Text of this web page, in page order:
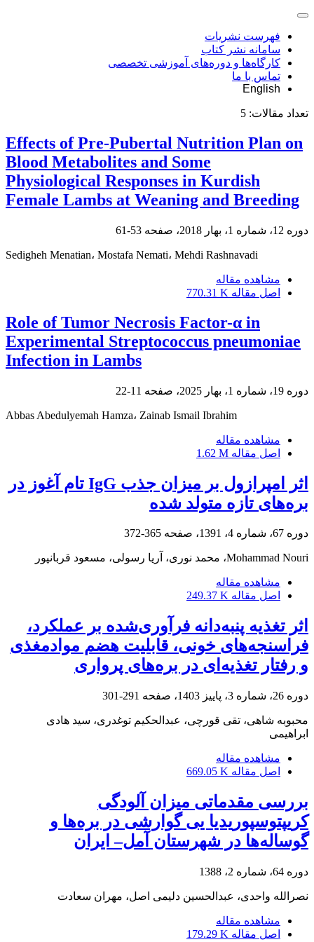
فهرست نشریات
سامانه نشر کتاب
کارگاه‌ها و دوره‌های آموزشی تخصصی
تماس با ما
English
تعداد مقالات: 5
Effects of Pre-Pubertal Nutrition Plan on
Blood Metabolites and Some
Physiological Responses in Kurdish
Female Lambs at Weaning and Breeding
دوره 12، شماره 1، بهار 2018، صفحه 53-61
Sedigheh Menatian، Mostafa Nemati، Mehdi Rashnavadi
مشاهده مقاله
اصل مقاله 770.31 K
Role of Tumor Necrosis Factor-α in
Experimental Streptococcus pneumoniae
Infection in Lambs
دوره 19، شماره 1، بهار 2025، صفحه 11-22
Abbas Abedulyemah Hamza، Zainab Ismail Ibrahim
مشاهده مقاله
اصل مقاله 1.62 M
اثر امپرازول بر میزان جذب IgG تام آغوز در
بره‌های تازه متولد شده
دوره 67، شماره 4، 1391، صفحه 365-372
Mohammad Nouri، محمد نوری، آریا رسولی، مسعود قربانپور
مشاهده مقاله
اصل مقاله 249.37 K
اثر تغذیه پنبه‌دانه فرآوری‌شده بر عملکرد،
فراسنجه‌های خونی، قابلیت هضم موادمغذی
و ‏رفتار تغذیه‌ای در بره‌های پرواری
دوره 26، شماره 3، پاییز 1403، صفحه 291-301
محبوبه شاهی، تقی قورچی، عبدالحکیم توغدری، سید هادی
ابراهیمی
مشاهده مقاله
اصل مقاله 669.05 K
بررسی مقدماتی میزان آلودگی
کریپتوسپوریدیا یی گوارشی در بره‌ها و
گوساله‌ها در شهرستان آمل– ایران
دوره 64، شماره 2، 1388
نصرالله واحدی، عبدالحسین دلیمی اصل، مهران سعادت
مشاهده مقاله
اصل مقاله 179.29 K